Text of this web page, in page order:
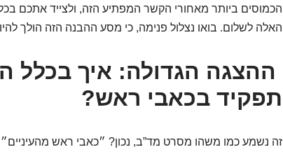
הכמוסים ביותר מאחורי הקשר המפתיע הזה, ולצייד אתכם
האלה לשלום. בואו נצלול פנימה, כי מסע ההבנה הזה הולך
ההצגה הגדולה: איך בכלל
תפקיד בכאבי ראש?
זה נשמע כמו משהו מסרט מד”ב, נכון? ״כאבי ראש